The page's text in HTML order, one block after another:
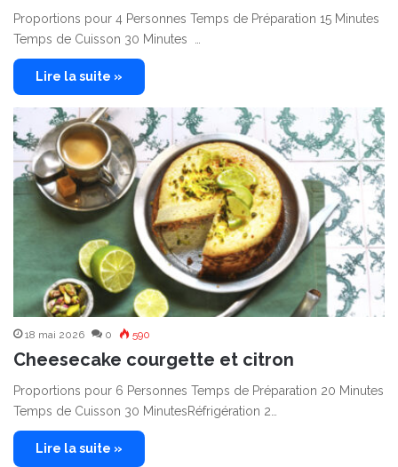
Proportions pour 4 Personnes Temps de Préparation 15 Minutes
Temps de Cuisson 30 Minutes …
Lire la suite »
18 mai 2026 0 590
Cheesecake courgette et citron
Proportions pour 6 Personnes Temps de Préparation 20 Minutes
Temps de Cuisson 30 MinutesRéfrigération 2…
Lire la suite »